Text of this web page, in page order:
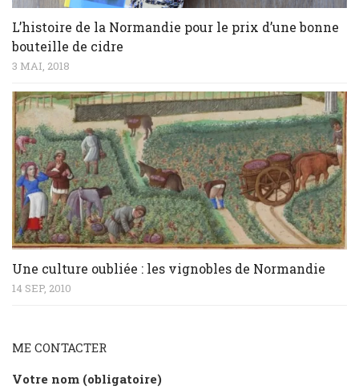
L’histoire de la Normandie pour le prix d’une bonne
bouteille de cidre
3 MAI, 2018
Une culture oubliée : les vignobles de Normandie
14 SEP, 2010
ME CONTACTER
Votre nom (obligatoire)